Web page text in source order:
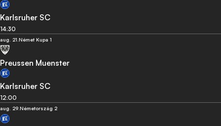
Karlsruher SC
14:30
aug. 21. Német Kupa 1
Preussen Muenster
Karlsruher SC
12:00
aug. 29. Németország 2